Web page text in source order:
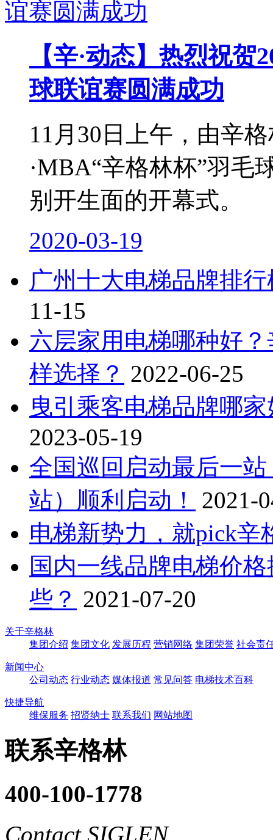
【辛·动态】热烈祝
球联谊赛圆满成功
11月30日上午，由辛
·MBA“辛格林杯”羽毛
别开生面的开幕式。
2020-03-19
广州十大电梯品牌排
11-15
六层家用电梯哪种好
样选择？ 2022-06-25
曳引乘客电梯品牌哪
2023-05-19
全国巡回启动最后一
站）顺利启动！
2021-
电梯新势力，就pick辛
国内一线品牌电梯价
些？ 2021-07-20
关于辛格林
集团介绍 集团文化 发展历程 营销网络 集团荣誉 社会责
新闻中心
公司动态 行业动态 媒体报道 常见问答 电梯技术百科
快捷导航
维保服务 招贤纳士 联系我们 网站地图
联系辛格林
400-100-1778
Contact SIGLEN